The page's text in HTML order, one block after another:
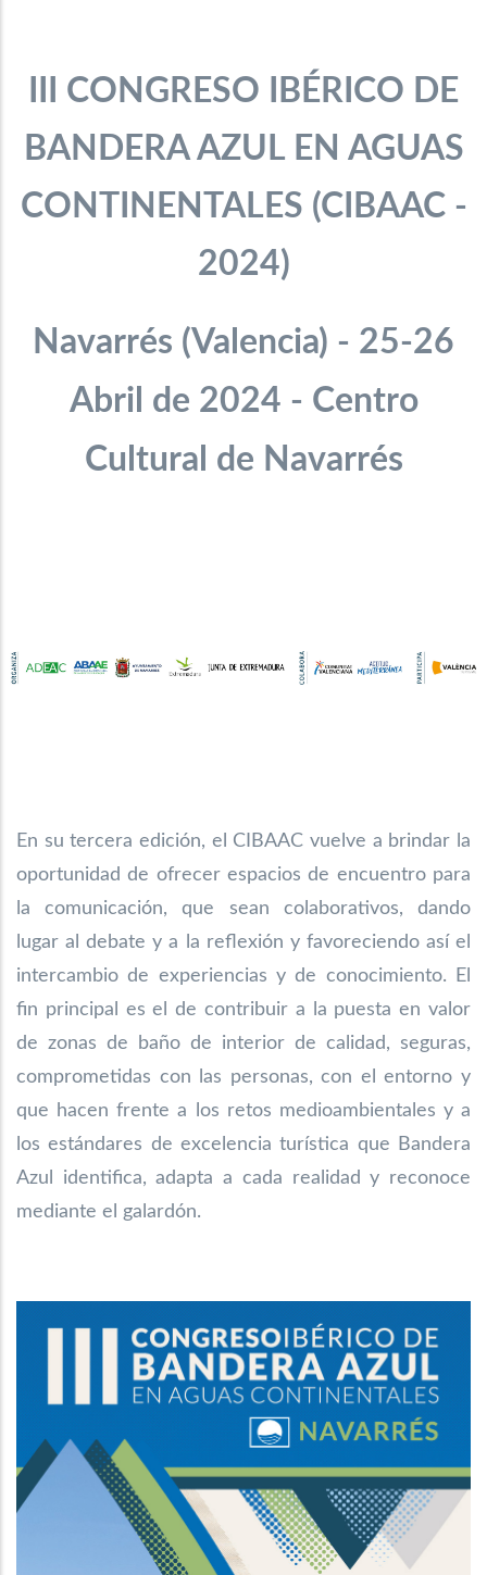
III CONGRESO IBÉRICO DE
BANDERA AZUL EN AGUAS
CONTINENTALES (CIBAAC -
2024)
Navarrés (Valencia) - 25-26
Abril de 2024 - Centro
Cultural de Navarrés
En su tercera edición, el CIBAAC vuelve a brindar la
oportunidad de ofrecer espacios de encuentro para
la comunicación, que sean colaborativos, dando
lugar al debate y a la reflexión y favoreciendo así el
intercambio de experiencias y de conocimiento. El
fin principal es el de contribuir a la puesta en valor
de zonas de baño de interior de calidad, seguras,
comprometidas con las personas, con el entorno y
que hacen frente a los retos medioambientales y a
los estándares de excelencia turística que Bandera
Azul identifica, adapta a cada realidad y reconoce
mediante el galardón.